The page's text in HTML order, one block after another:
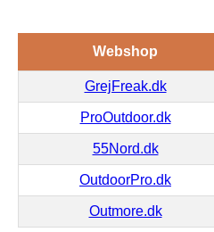
Webshop
GrejFreak.dk
ProOutdoor.dk
55Nord.dk
OutdoorPro.dk
Outmore.dk